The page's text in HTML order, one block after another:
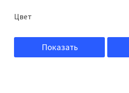
254х126х27 мм
254х254х27 мм
Цвет
2 Коричневый
Показать